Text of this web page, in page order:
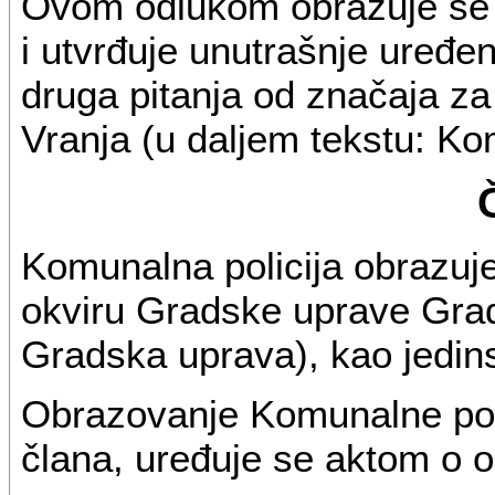
i utvrđuje unutrašnje
druga pitanja od značaja
Vranja (u daljem tekstu:
Komunalna policija
okviru Gradske uprave
Gradska uprava), kao
Obrazovanje Komunalne
člana, uređuje se aktom o